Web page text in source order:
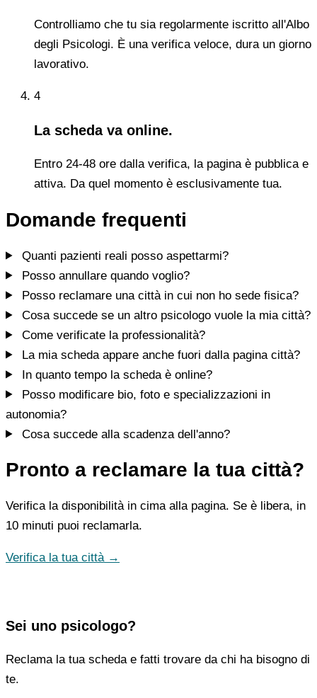
Controlliamo che tu sia regolarmente iscritto all'Albo
degli Psicologi. È una verifica veloce, dura un giorno
lavorativo.
4
La scheda va online.
Entro 24-48 ore dalla verifica, la pagina è pubblica e
attiva. Da quel momento è esclusivamente tua.
Domande frequenti
Quanti pazienti reali posso aspettarmi?
Posso annullare quando voglio?
Posso reclamare una città in cui non ho sede fisica?
Cosa succede se un altro psicologo vuole la mia città?
Come verificate la professionalità?
La mia scheda appare anche fuori dalla pagina città?
In quanto tempo la scheda è online?
Posso modificare bio, foto e specializzazioni in
autonomia?
Cosa succede alla scadenza dell'anno?
Pronto a reclamare la tua città?
Verifica la disponibilità in cima alla pagina. Se è libera, in
10 minuti puoi reclamarla.
Verifica la tua città →
Sei uno psicologo?
Reclama la tua scheda e fatti trovare da chi ha bisogno di
te.